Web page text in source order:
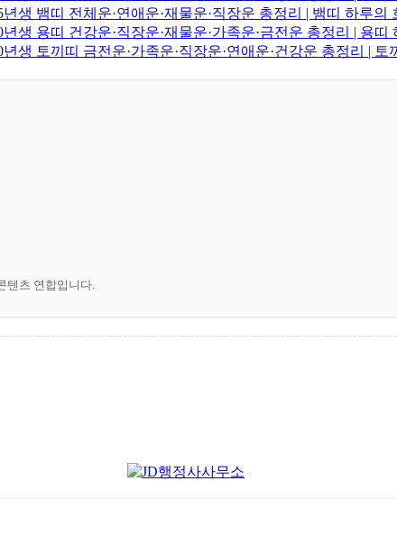
년생 뱀띠 전체운·연애운·재물운·직장운 총정리 | 뱀띠 하루의
년생 용띠 건강운·직장운·재물운·가족운·금전운 총정리 | 용
년생 토끼띠 금전운·가족운·직장운·연애운·건강운 총정리 |
텐츠 연합입니다.